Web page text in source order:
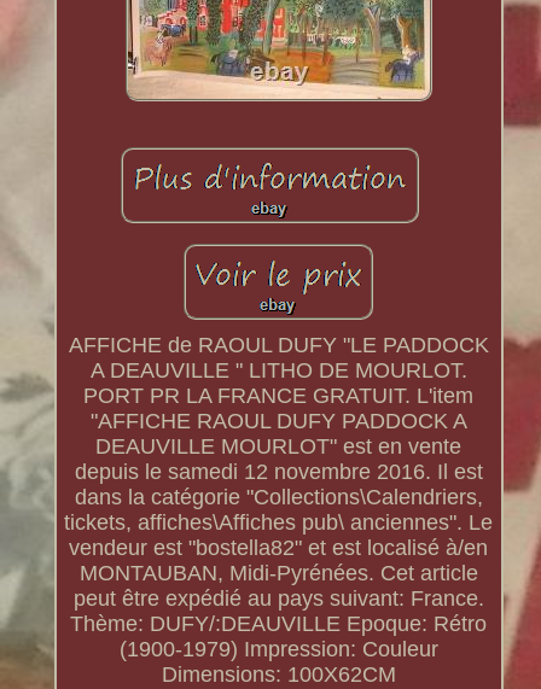
AFFICHE de RAOUL DUFY "LE PADDOCK
A DEAUVILLE " LITHO DE MOURLOT.
PORT PR LA FRANCE GRATUIT. L'item
"AFFICHE RAOUL DUFY PADDOCK A
DEAUVILLE MOURLOT" est en vente
depuis le samedi 12 novembre 2016. Il est
dans la catégorie "Collections\Calendriers,
tickets, affiches\Affiches pub\ anciennes". Le
vendeur est "bostella82" et est localisé à/en
MONTAUBAN, Midi-Pyrénées. Cet article
peut être expédié au pays suivant: France.
Thème: DUFY/:DEAUVILLE Epoque: Rétro
(1900-1979) Impression: Couleur
Dimensions: 100X62CM